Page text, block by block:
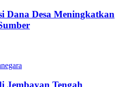
Dana Desa Meningkatkan
Jembayan Tengah